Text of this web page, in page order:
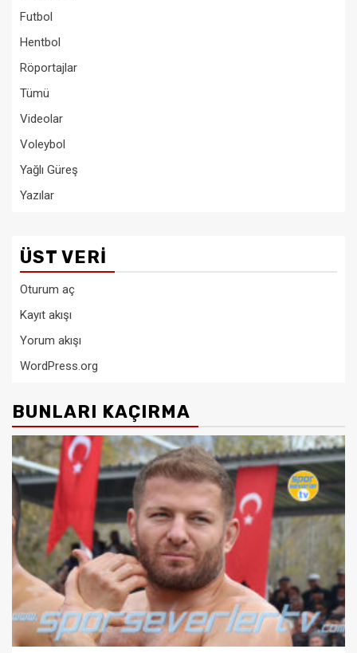
Futbol
Hentbol
Röportajlar
Tümü
Videolar
Voleybol
Yağlı Güreş
Yazılar
ÜST VERI
Oturum aç
Kayıt akışı
Yorum akışı
WordPress.org
BUNLARI KAÇIRMA